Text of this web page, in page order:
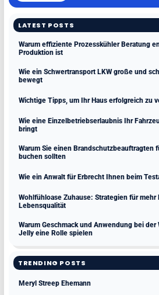
LATEST POSTS
Warum effiziente Prozesskühler Beratung
Produktion ist
Wie ein Schwertransport LKW große und
bewegt
Wichtige Tipps, um Ihr Haus erfolgreich zu
Wie eine Einzelbetriebserlaubnis Ihr
bringt
Warum Sie einen Brandschutzbeauftragten
buchen sollten
Wie ein Anwalt für Erbrecht Ihnen beim
Wohlfühloase Zuhause: Strategien für mehr
Lebensqualität
Warum Geschmack und Anwendung bei der
Jelly eine Rolle spielen
TRENDING POSTS
Meryl Streep Ehemann